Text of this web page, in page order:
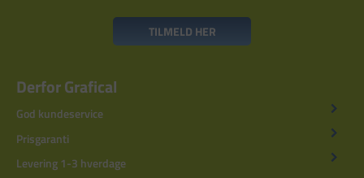
TILMELD HER
Derfor Grafical
God kundeservice
Prisgaranti
Levering 1-3 hverdage